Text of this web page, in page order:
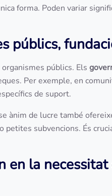
forma. Poden variar
públics,
públics. Els
Per exemple, en
de suport.
ànim de lucre també
subvencions. És
en la